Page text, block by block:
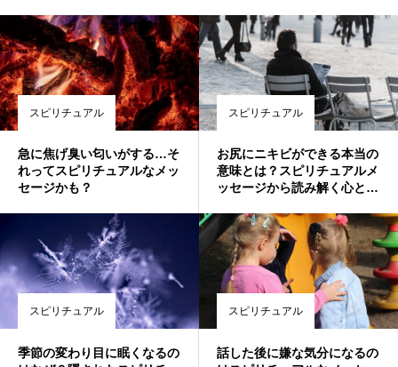
スピリチュアル
急に焦げ臭い匂いがする…そ
れってスピリチュアルなメッ
セージかも？
スピリチュアル
お尻にニキビができる本当の
意味とは？スピリチュアルメ
ッセージから読み解く心とカ
スピリチュアル
季節の変わり目に眠くなるの
スピリチュアル
話した後に嫌な気分になるの